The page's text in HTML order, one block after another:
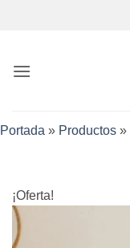
Portada » Productos »
¡Oferta!